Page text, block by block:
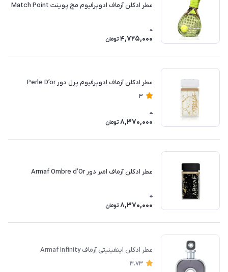
عطر ادکلن آرماف ادوپرفیوم مچ پوینت Match Point
0
4,725,000 تومان
عطر ادکلن آرماف ادوپرفیوم پرل دور Perle D’or
3
0
8,370,000 تومان
عطر ادکلن آرماف امبر دور Armaf Ombre d’Or
0
8,370,000 تومان
عطر ادکلن اینفینیتی آرماف Armaf Infinity
3.73